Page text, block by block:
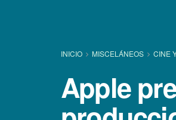
INICIO MISCELÁNEOS CINE
Apple